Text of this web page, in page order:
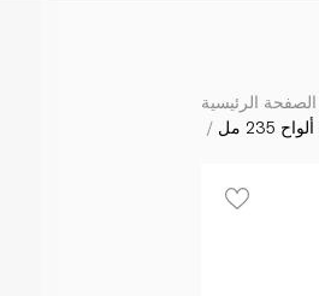
الصفحة الرئيسية